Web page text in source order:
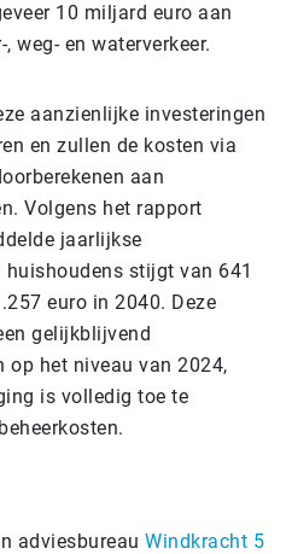
10 miljard euro aan
weg- en waterverkeer.
aanzienlijke investeringen
en zullen de kosten via
aan
Volgens het rapport
jaarlijkse
stijgt van 641
euro in 2040. Deze
gelijkblijvend
op het niveau van 2024,
is volledig toe te
adviesbureau Windkracht 5